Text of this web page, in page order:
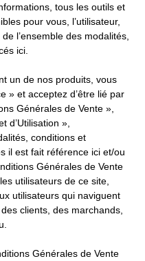
tous les outils et
pour vous, l’utilisateur,
l’ensemble des modalités,
ici.
un de nos produits, vous
» et acceptez d’être lié par
Générales de Vente »,
d’Utilisation »,
conditions et
il est fait référence ici et/ou
Générales de Vente
utilisateurs de ce site,
utilisateurs qui naviguent
clients, des marchands,
Générales de Vente